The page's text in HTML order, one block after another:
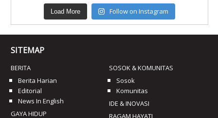
Load More Follow on Instagram
SITEMAP
BERITA
Berita Harian
Editorial
News In English
GAYA HIDUP
SOSOK & KOMUNITAS
Sosok
Komunitas
IDE & INOVASI
RAGAM HAYATI